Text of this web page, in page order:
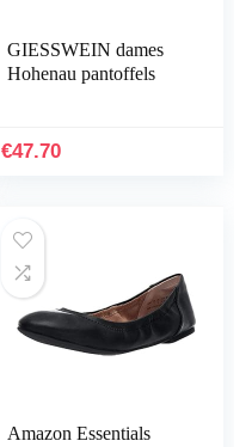
GIESSWEIN dames
Hohenau pantoffels
€47.70
Amazon Essentials